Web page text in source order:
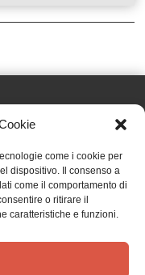
come i cookie per
dispositivo. Il consenso a
come il comportamento di
o ritirare il
caratteristiche e funzioni.
0121 353839